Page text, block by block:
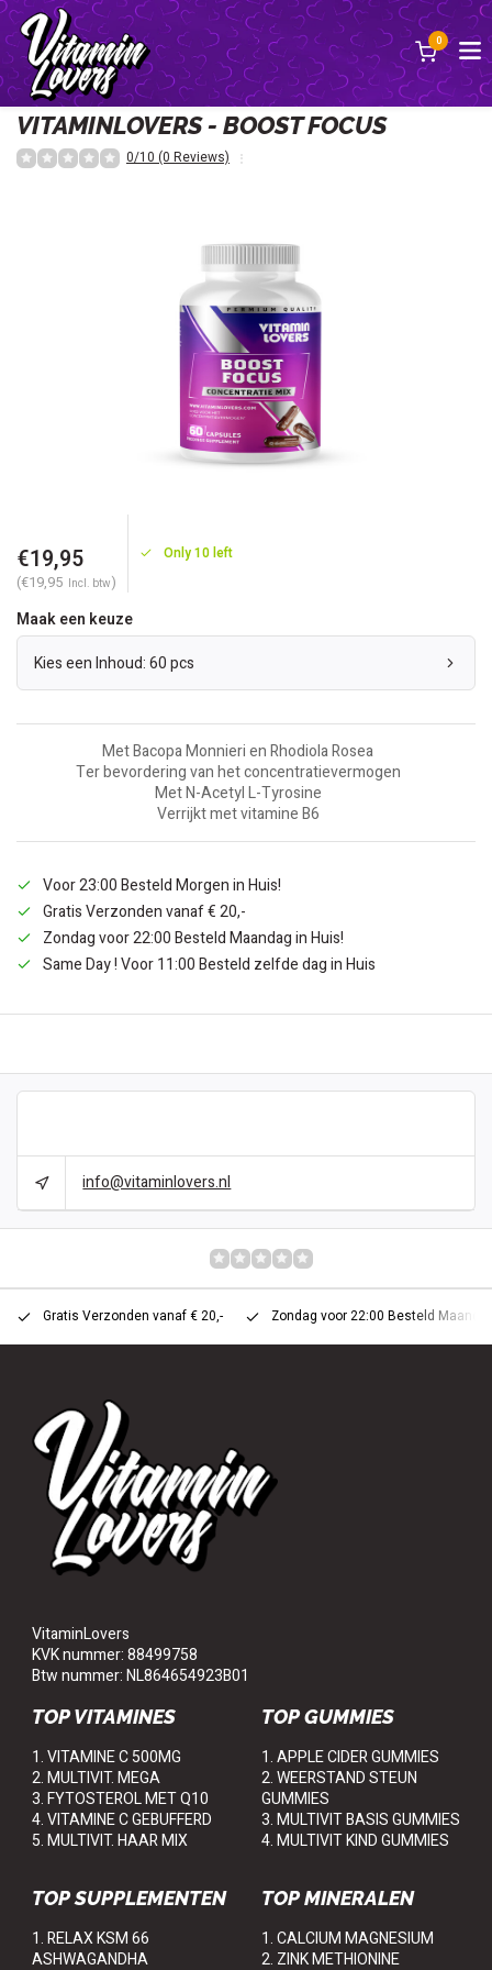
0
Terug
VITAMINLOVERS - BOOST FOCUS
0/10 (0 Reviews)
€19,95
(€19,95 Incl. btw)
Only 10 left
Maak een keuze
Kies een Inhoud: 60 pcs
Met Bacopa Monnieri en Rhodiola Rosea
Ter bevordering van het concentratievermogen
Met N-Acetyl L-Tyrosine
Verrijkt met vitamine B6
Voor 23:00 Besteld Morgen in Huis!
Gratis Verzonden vanaf € 20,-
Zondag voor 22:00 Besteld Maandag in Huis!
Same Day ! Voor 11:00 Besteld zelfde dag in Huis
info@vitaminlovers.nl
Gratis Verzonden vanaf € 20,- Zondag voor 22:00 Besteld
VitaminLovers
KVK nummer: 88499758
Btw nummer: NL864654923B01
TOP VITAMINES
1. VITAMINE C 500MG
2. MULTIVIT. MEGA
3. FYTOSTEROL MET Q10
4. VITAMINE C GEBUFFERD
5. MULTIVIT. HAAR MIX
TOP GUMMIES
1. APPLE CIDER GUMMIES
2. WEERSTAND STEUN
GUMMIES
3. MULTIVIT BASIS GUMMIES
4. MULTIVIT KIND GUMMIES
TOP SUPPLEMENTEN
1. RELAX KSM 66
ASHWAGANDHA
TOP MINERALEN
1. CALCIUM MAGNESIUM
2. ZINK METHIONINE